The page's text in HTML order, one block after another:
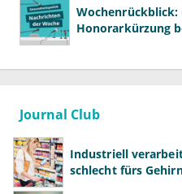
Wochenrückblick:
Honorarkürzung
Journal Club
Industriell
schlecht fürs